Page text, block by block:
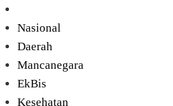
Nasional
Daerah
Mancanegara
EkBis
Kesehatan